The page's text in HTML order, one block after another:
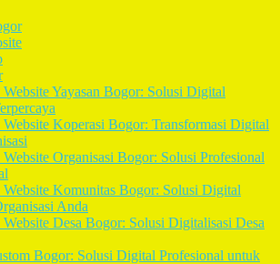
Website Yayasan Bogor: Solusi Digital
Website Koperasi Bogor: Transformasi Digital
Website Organisasi Bogor: Solusi Profesional
Website Komunitas Bogor: Solusi Digital
Anda
Website Desa Bogor: Solusi Digitalisasi Desa
Bogor: Solusi Digital Profesional untuk